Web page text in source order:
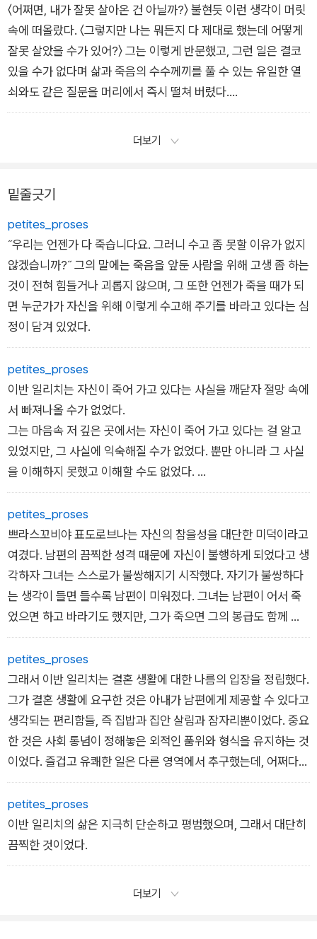
만 남았어!
- 「이반 일리치의 죽음」 중에서
〈어쩌면, 내가 잘못 살아온 건 아닐까?〉 불현듯 이런 생각이 머릿
속에 떠올랐다. 〈그렇지만 나는 뭐든지 다 제대로 했는데 어떻게
잘못 살았을 수가 있어?〉 그는 이렇게 반문했고, 그런 일은 결코
있을 수가 없다며 삶과 죽음의 수수께끼를 풀 수 있는 유일한 열
쇠와도 같은 질문을 머리에서 즉시 떨쳐 버렸다.
〈도대체 지금 나한테서 뭘 바라는 거지? 사는 것? 어떻게 사는
것? 법정에서 일할 때처럼 사는 것? 집행관이 《재판이 시작되겠
기서도 시작되었어! 그런데 나는 정말 아무런 죄가 없다고!〉 그는
- 「이반 일리치의 죽음」 중에서
더보기
밑줄긋기
petites_proses
˝우리는 언젠가 다 죽습니다요. 그러니 수고 좀 못할 이유가 없지
않겠습니까?˝ 그의 말에는 죽음을 앞둔 사람을 위해 고생 좀 하는
것이 전혀 힘들거나 괴롭지 않으며, 그 또한 언젠가 죽을 때가 되
면 누군가가 자신을 위해 이렇게 수고해 주기를 바라고 있다는 심
정이 담겨 있었다.
petites_proses
이반 일리치는 자신이 죽어 가고 있다는 사실을 깨닫자 절망 속에
서 빠져나올 수가 없었다.
그는 마음속 저 깊은 곳에서는 자신이 죽어 가고 있다는 걸 알고
있었지만, 그 사실에 익숙해질 수가 없었다. 뿐만 아니라 그 사실
을 이해하지 못했고 이해할 수도 없었다.
(...)
이번 일리치는 서재로 돌아가 자리에 누웠다. 그는 또다시 죽음과
단둘이 남겨졌다. 죽음과 마주보고 있었지만 할 수 있는 것은 아
무것도 없었다. 그저 죽음을 바라보며 차갑게 식어 가는 자신을
느낄 뿐이었다.
petites_proses
쁘라스꼬비야 표도로브나는 자신의 참을성을 대단한 미덕이라고
여겼다. 남편의 끔찍한 성격 때문에 자신이 불행하게 되었다고 생
각하자 그녀는 스스로가 불쌍해지기 시작했다. 자기가 불쌍하다
는 생각이 들면 들수록 남편이 미워졌다. 그녀는 남편이 어서 죽
었으면 하고 바라기도 했지만, 그가 죽으면 그의 봉급도 함께 사
라질 것이기 때문에 그럴 수도 없는 노릇이었다. 그리고 바로 그
러한 점 때문에 그녀는 남편에게 더욱더 화가 치밀었다. 남편의
죽음조차 자신을 구원해 줄 수 없다는 생각이 들자, 자기 자신이
끔찍할 정도로 불행하다고 느꼈다. 그녀는 분노가 치밀었지만 이
를 숨겼고, 그녀가 이처럼 자신의 분노를 숨기는 모습은 그의 분
노를 더욱 부채질했다.
petites_proses
그래서 이반 일리치는 결혼 생활에 대한 나름의 입장을 정립했다.
그가 결혼 생활에 요구한 것은 아내가 남편에게 제공할 수 있다고
생각되는 편리함들, 즉 집밥과 집안 살림과 잠자리뿐이었다. 중요
한 것은 사회 통념이 정해놓은 외적인 품위와 형식을 유지하는 것
이었다. 즐겁고 유쾌한 일은 다른 영역에서 추구했는데, 어쩌다
그걸 찾게 되면 무척 고맙게 생각했다. 그러나 만약 자신에 대한
저항이나 투정 등을 마주하게 되면 그는 즉시 자신만의 고립된 일
의 세계로 달아나 거기서 즐거움을 찾았다.
petites_proses
이반 일리치의 삶은 지극히 단순하고 평범했으며, 그래서 대단히
끔찍한 것이었다.
더보기